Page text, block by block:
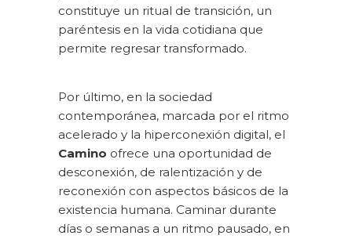
constituye un ritual de transición, un
paréntesis en la vida cotidiana que
permite regresar transformado.
Por último, en la sociedad
contemporánea, marcada por el ritmo
acelerado y la hiperconexión digital, el
Camino ofrece una oportunidad de
desconexión, de ralentización y de
reconexión con aspectos básicos de la
existencia humana. Caminar durante
días o semanas a un ritmo pausado, en